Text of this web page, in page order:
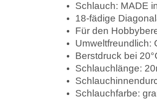
Schlauch: MADE
18-fädige
Für den
Umweltfreundlich:
Berstdruck bei
Schlauchlänge:
Schlauchfarbe: